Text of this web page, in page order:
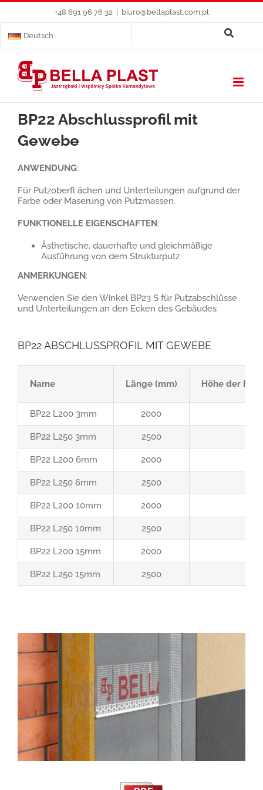
Skip
content
+48 691 96 76 32 biuro@bellaplast.com.pl
Deutsch
BP22 Abschlussprofil mit
Gewebe
ANWENDUNG:
Für Putzoberfl ächen und Unterteilungen aufgrund der
Farbe oder Maserung von Putzmassen.
FUNKTIONELLE EIGENSCHAFTEN:
Ästhetische, dauerhafte und gleichmäßige
Ausführung von dem Strukturputz
ANMERKUNGEN:
Verwenden Sie den Winkel BP23 S für Putzabschlüsse
und Unterteilungen an den Ecken des Gebäudes
BP22 ABSCHLUSSPROFIL MIT GEWEBE
Name Länge (mm) Höhe der
BP22 L200 3mm 2000
BP22 L250 3mm 2500
BP22 L200 6mm 2000
BP22 L250 6mm 2500
BP22 L200 10mm 2000
BP22 L250 10mm 2500
BP22 L200 15mm 2000
BP22 L250 15mm 2500